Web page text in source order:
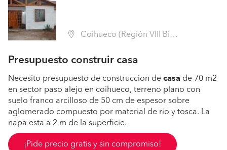
Coihueco (Región VIII Biobío - Ñuble)
Presupuesto construir casa
Necesito presupuesto de construccion de casa de 70 m2
en sector paso alejo en coihueco, terreno plano con
suelo franco arcilloso de 50 cm de espesor sobre
aglomerado compuesto por material de rio y tosca. La
napa esta a 2 m de la superficie.
¡Pide precio gratis y sin compromiso!